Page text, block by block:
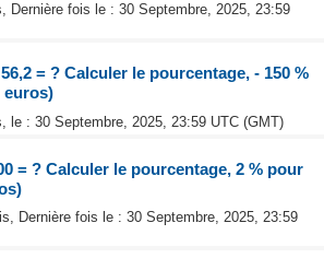
Dernière fois le : 30 Septembre, 2025, 23:59
= ? Calculer le pourcentage, - 150 %
euros)
le : 30 Septembre, 2025, 23:59 UTC (GMT)
= ? Calculer le pourcentage, 2 % pour
Dernière fois le : 30 Septembre, 2025, 23:59